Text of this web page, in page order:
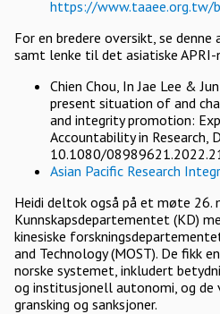
https://www.taaee.org.tw/
For en bredere oversikt, se denne
samt lenke til det asiatiske
Chien Chou, In Jae Lee &
present situation of and
and integrity promotion:
Accountability in Research,
10.1080/
Asian Pacific Research
Heidi deltok også på et møte 26.
Kunnskapsdepartementet (KD)
kinesiske
and Technology (MOST). De fikk
norske systemet, inkludert
og institusjonell autonomi, og
gransking og sanksjoner.